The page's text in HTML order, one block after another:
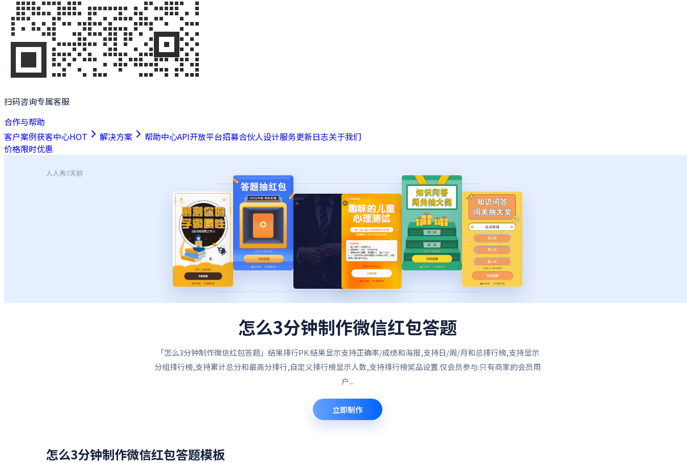
扫码咨询专属客服
合作与帮助
客户案例获客中心HOT 解决方案 帮助中心API开放平台招募合伙人设计服务更新日志关于我们
价格限时优惠
人人秀7天前
怎么3分钟制作微信红包答题
「怎么3分钟制作微信红包答题」结果排行PK:结果显示支持正确率/成绩和海报,支持日/周/月和总排行榜,支持显示
分组排行榜,支持累计总分和最高分排行,自定义排行榜显示人数,支持排行榜奖品设置.仅会员参与:只有商家的会员用
户...
立即制作
怎么3分钟制作微信红包答题模板